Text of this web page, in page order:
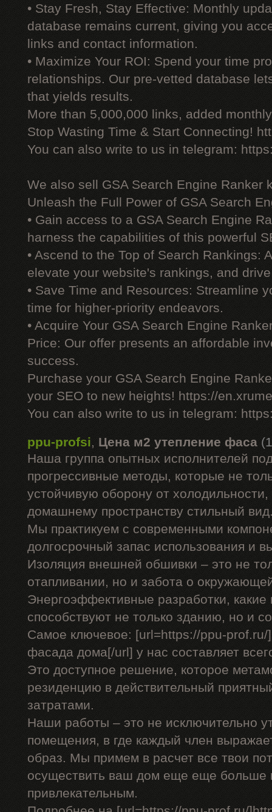
• Stay Fresh, Stay Effective: Monthly
database remains current, giving you
links and contact information.
• Maximize Your ROI: Spend your time
relationships. Our pre-vetted database
that yields results.
More than 5,000,000 links, added
Stop Wasting Time & Start Connecting!
You can also write to us in telegram:
We also sell GSA Search Engine Ranker
Unleash the Full Power of GSA Search
• Gain access to a GSA Search Engine
harness the capabilities of this powerful
• Ascend to the Top of Search Rankings:
elevate your website's rankings, and
• Save Time and Resources: Streamline
time for higher-priority endeavors.
• Acquire Your GSA Search Engine
Price: Our offer presents an affordable
success.
Purchase your GSA Search Engine
your SEO to new heights! https://
You can also write to us in telegram:
ppu-profsi, Цена м2 утепление фаса
Наша группа опытных исполнителей
прогрессивные методы, которые не
устойчивую оборону от
домашнему пространству стильный
Мы практикуем с современными
долгосрочный запас использования и
Изоляция внешней обшивки – это не
отапливании, но и забота о
Энергоэффективные разработки,
способствуют не только зданию, но и
Самое ключевое: [url=https://ppu-prof.ru/
фасада дома[/url] у нас составляет
Это доступное решение, которое
резиденцию в действительный
затратами.
Наши работы – это не исключительно
помещения, в где каждый член
образ. Мы примем в расчет все твои
осуществить ваш дом еще еще больше
привлекательным.